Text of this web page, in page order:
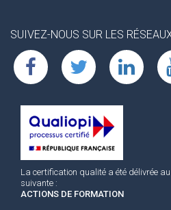
SUIVEZ-NOUS SUR LES
La certification qualité a été délivrée
suivante :
ACTIONS DE FORMATION